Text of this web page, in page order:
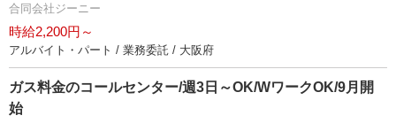
合同会社ジーニー
時給2,200円～
アルバイト・パート / 業務委託 / 大阪府
ガス料金のコールセンター/週3日～OK/WワークOK/9月開
始